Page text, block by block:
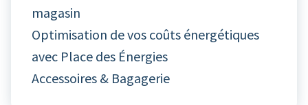
magasin
Optimisation de vos coûts énergétiques
avec Place des Énergies
Accessoires & Bagagerie